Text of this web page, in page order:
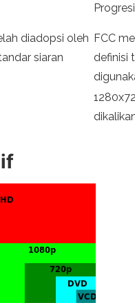
diadopsi oleh
siaran
FCC
definisi